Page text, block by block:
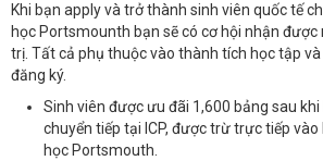
Khi bạn apply và trở thành sinh viên quốc tế
học Portsmounth bạn sẽ có cơ hội nhận được
trị. Tất cả phụ thuộc vào thành tích học tập
đăng ký.
Sinh viên được ưu đãi 1,600 bảng sau
chuyển tiếp tại ICP, được trừ trực tiếp
học Portsmouth.